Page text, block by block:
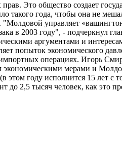
прав. Это общество создает
такого года, чтобы она не
управляет
в 2003 году", - подчеркнул
аргументами и
попыток экономического
операциях. Игорь
экономическими мерами и
этом году исполнится 15 лет
до 2,5 тысяч человек, как это